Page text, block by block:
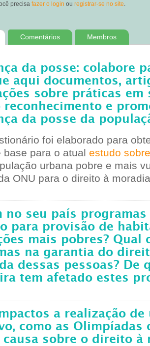
precisa fazer o login ou registrar-se no site.
Comentários Membros
da posse: colabore
aqui documentos,
sobre práticas em
reconhecimento e
da posse da
foi elaborado para
base para o atual estudo
urbana pobre e mais
ONU para o direito à
no seu país
para provisão de
mais pobres? Qual
na garantia do
dessas pessoas? De
tem afetado estes
a realização de
como as Olimpíadas
causa sobre o direito à